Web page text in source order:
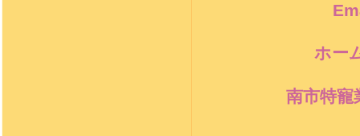
ホー
南市特寵